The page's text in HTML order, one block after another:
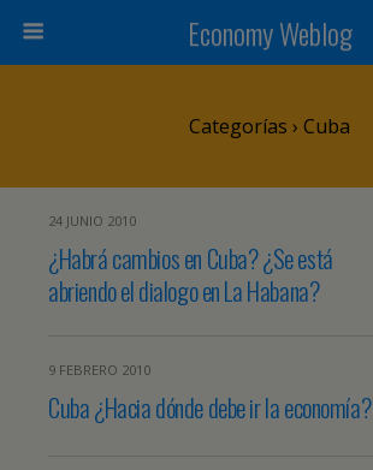
Economy Weblog
Categorías › Cuba
24 JUNIO 2010
¿Habrá cambios en Cuba? ¿Se está
abriendo el dialogo en La Habana?
9 FEBRERO 2010
Cuba ¿Hacia dónde debe ir la economía?